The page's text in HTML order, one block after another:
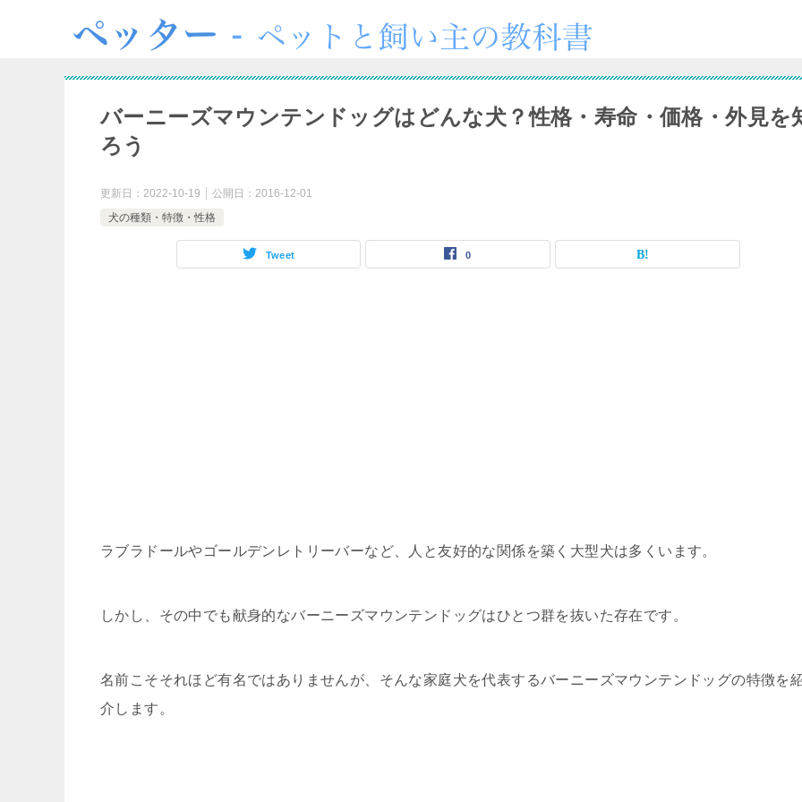
バーニーズマウンテンドッグはどんな犬？性格・寿命・価格・外見を
ろう
更新日： 2022-10-19 公開日： 2016-12-01
犬の種類・特徴・性格
Tweet 0
ラブラドールやゴールデンレトリーバーなど、人と友好的な関係を築く大型犬は多くいます。
しかし、その中でも献身的なバーニーズマウンテンドッグはひとつ群を抜いた存在です。
名前こそそれほど有名ではありませんが、そんな家庭犬を代表するバーニーズマウンテンドッグの特徴を
介します。